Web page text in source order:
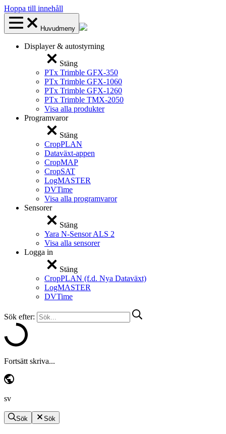
Hoppa till innehåll
Huvudmeny
Displayer & autostyrning
Stäng
PTx Trimble GFX-350
PTx Trimble GFX-1060
PTx Trimble GFX-1260
PTx Trimble TMX-2050
Visa alla produkter
Programvaror
Stäng
CropPLAN
Dataväxt-appen
CropMAP
CropSAT
LogMASTER
DVTime
Visa alla programvaror
Sensorer
Stäng
Yara N-Sensor ALS 2
Visa alla sensorer
Logga in
Stäng
CropPLAN (f.d. Nya Dataväxt)
LogMASTER
DVTime
Sök efter:
Fortsätt skriva...
sv
Sök Sök